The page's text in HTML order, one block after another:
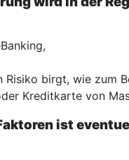
birgt, wie zum
Kreditkarte von
ist